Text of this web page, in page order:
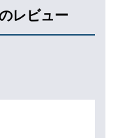
レビュー